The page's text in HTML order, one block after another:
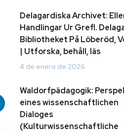
Delagardiska Archivet:
Handlingar Ur Grefl.
Bibliotheket På Löberöd,
| Utforska, behåll, läs
4 de enero de 2026
Waldorfpädagogik:
eines wissenschaftlichen
Dialoges
(Kulturwissenschaftliche